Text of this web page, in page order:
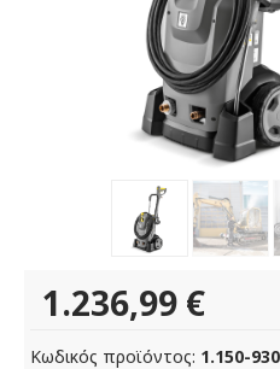
1.236,99 €
Κωδικός προϊόντος: 1.150-